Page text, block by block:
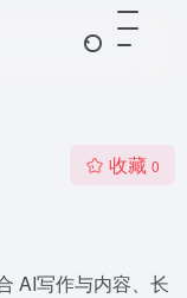
收藏 0
AI写作与内容、长